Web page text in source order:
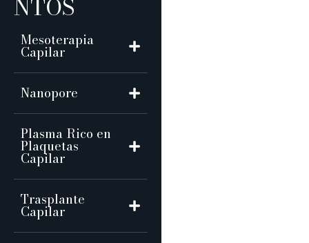
NTOS
Mesoterapia
Capilar
Nanopore
Plasma Rico en
Plaquetas
Capilar
Trasplante
Capilar